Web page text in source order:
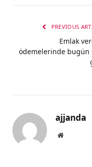
PREVIOUS
Emlak
ödemelerinde bugün
ajjanda
Website